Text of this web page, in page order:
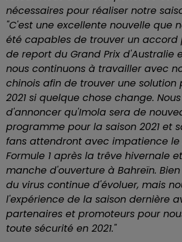
nécessaires pour réaliser notre
"C'est une excellente nouvelle que
été capables de trouver un accord
de report du Grand Prix d'Australie
nous continuons à travailler avec
chinois afin de trouver une solution
2021 si quelque chose change.
d'annoncer qu'Imola sera de
programme pour la saison 2021 et
fans attendront avec impatience
Formule 1 après la trêve hivernale
manche d'ouverture à Bahreïn.
du virus continue d'évoluer, mais
l'expérience de la saison dernière
partenaires et promoteurs pour
toute sécurité en 2021."